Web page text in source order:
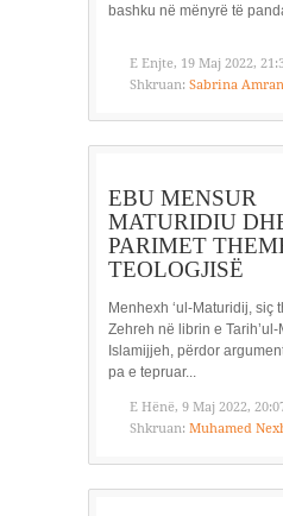
bashku në mënyrë të
E Enjte, 19 Maj 2022,
Shkruan: Sabrina
EBU MENSUR
MATURIDIU
PARIMET
TEOLOGJISË
Menhexh ‘ul-Maturidij, siç
Zehreh në librin e Tarih’ul-
Islamijjeh, përdor
pa e tepruar...
E Hënë, 9 Maj 2022,
Shkruan: Muhamed